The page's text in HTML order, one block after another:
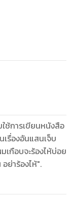
ช้การเขียนหนังสือ
รื่องอันแสนเจ็บ
เกือบจะร้องไห้บ่อย
ย่าร้องไห้".